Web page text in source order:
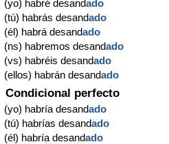
(yo) habré desandado
(tú) habrás desandado
(él) habrá desandado
(ns) habremos desandado
(vs) habréis desandado
(ellos) habrán desandado
Condicional perfecto
(yo) habría desandado
(tú) habrías desandado
(él) habría desandado